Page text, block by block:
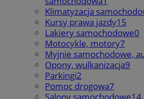
Klimatyzacja
Kursy prawa jazdy15
Lakiery samochodowe0
Motocykle, motory7
Myjnie samochodowe,
Opony, wulkanizacja9
Parkingi2
Pomoc drogowa7